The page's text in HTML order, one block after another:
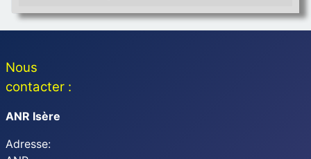
Nous
contacter :
ANR Isère
Adresse: